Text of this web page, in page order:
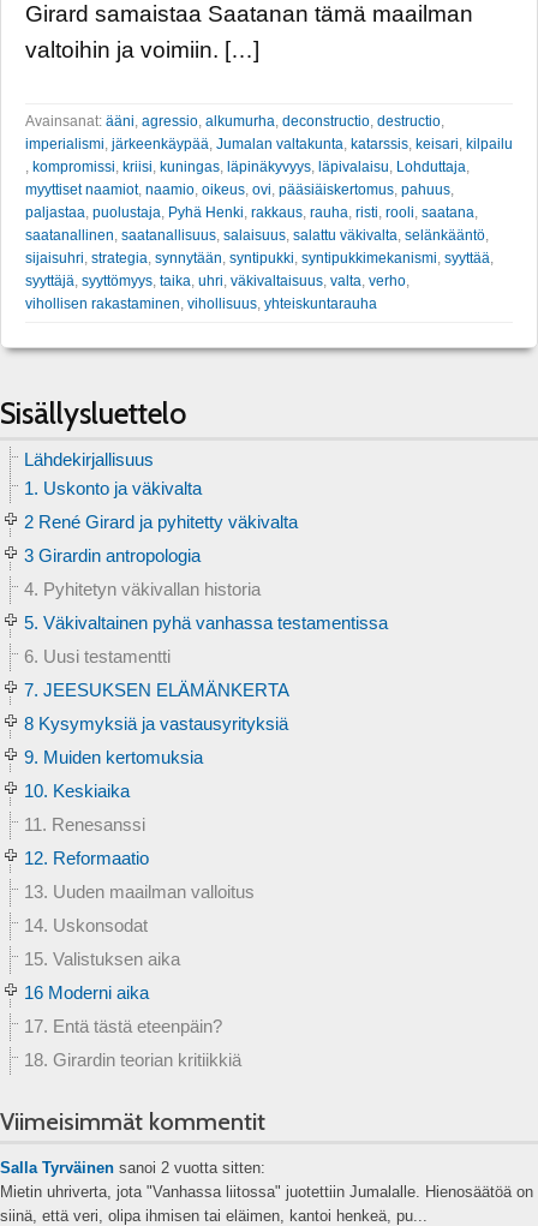
Girard samaistaa Saatanan tämä maailman
valtoihin ja voimiin. […]
Avainsanat: ääni agressio alkumurha deconstructio destructio
imperialismi järkeenkäypää Jumalan valtakunta katarssis keisari kilpailu
kompromissi kriisi kuningas läpinäkyvyys läpivalaisu Lohduttaja
myyttiset naamiot, naamio oikeus ovi pääsiäiskertomus pahuus
paljastaa puolustaja Pyhä Henki rakkaus rauha risti rooli saatana
saatanallinen saatanallisuus salaisuus salattu väkivalta selänkääntö
sijaisuhri strategia synnytään syntipukki syntipukkimekanismi syyttää
syyttäjä syyttömyys taika uhri väkivaltaisuus valta verho
vihollisen rakastaminen vihollisuus yhteiskuntarauha
Sisällysluettelo
Lähdekirjallisuus
1. Uskonto ja väkivalta
2 René Girard ja pyhitetty väkivalta
3 Girardin antropologia
4. Pyhitetyn väkivallan historia
5. Väkivaltainen pyhä vanhassa testamentissa
6. Uusi testamentti
7. JEESUKSEN ELÄMÄNKERTA
8 Kysymyksiä ja vastausyrityksiä
9. Muiden kertomuksia
10. Keskiaika
11. Renesanssi
12. Reformaatio
13. Uuden maailman valloitus
14. Uskonsodat
15. Valistuksen aika
16 Moderni aika
17. Entä tästä eteenpäin?
18. Girardin teorian kritiikkiä
Viimeisimmät kommentit
Salla Tyrväinen sanoi 2 vuotta sitten:
Mietin uhriverta, jota "Vanhassa liitossa" juotettiin Jumalalle. Hienosäätöä on
siinä, että veri, olipa ihmisen tai eläimen, kantoi henkeä, pu...